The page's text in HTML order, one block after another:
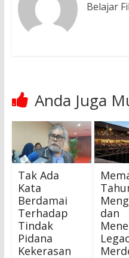
Belajar
Anda Juga
Tak Ada
Kata
Berdamai
Terhadap
Tindak
Pidana
Kekerasan
dan